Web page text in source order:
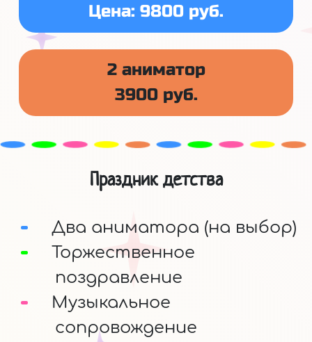
Цена: 9800 руб.
2 аниматор
3900 руб.
Праздник детства
Два аниматора (на выбор)
Торжественное
поздравление
Музыкальное
сопровождение